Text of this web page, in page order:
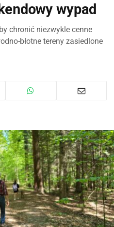
wypad
chronić niezwykle cenne
błotne tereny zasiedlone